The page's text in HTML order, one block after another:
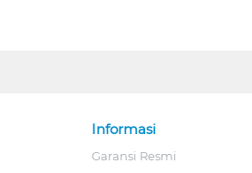
Informasi
Garansi Resmi